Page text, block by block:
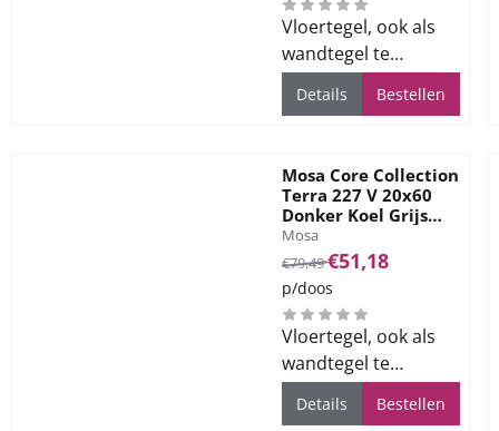
Vloertegel, ook als
wandtegel te
gebruiken, voor alle
ruimtes
Details Bestellen
Mosa Core Collection
Terra 227 V 20x60
Donker Koel Grijs
12mm Mat Ret R10
Merk:
Mosa
Van 79,49 voor 51,18
€79,49€51,18
p/doos
Vloertegel, ook als
wandtegel te
gebruiken, voor alle
ruimtes
Details Bestellen